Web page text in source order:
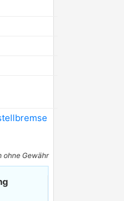
ohne Gewähr